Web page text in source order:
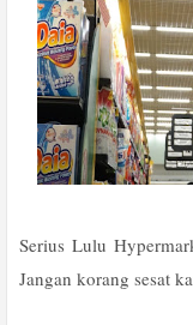
Serius Lulu
Jangan korang sesat